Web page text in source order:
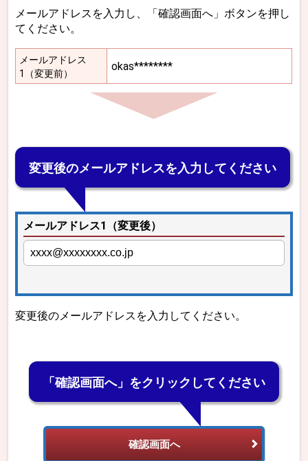
メールアドレスを入力し、「確認画面へ」ボタンを押し
てください。
メールアドレス
1（変更前）
okas********
変更後のメールアドレスを入力してください
メールアドレス1（変更後）
変更後のメールアドレスを入力してください。
「確認画面へ」をクリックしてください
確認画面へ